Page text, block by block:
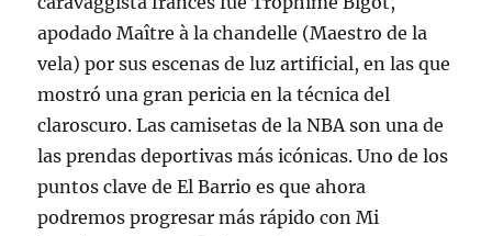
apodado Maître à la chandelle (Maestro de la
vela) por sus escenas de luz artificial, en las que
mostró una gran pericia en la técnica del
claroscuro. Las camisetas de la NBA son una de
las prendas deportivas más icónicas. Uno de los
puntos clave de El Barrio es que ahora
podremos progresar más rápido con Mi